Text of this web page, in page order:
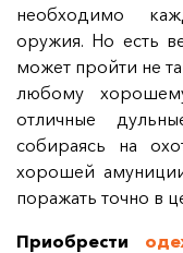
необходимо
оружия. Но есть
может пройти не
любому
отличные
собираясь на
хорошей
поражать точно в
Приобрести